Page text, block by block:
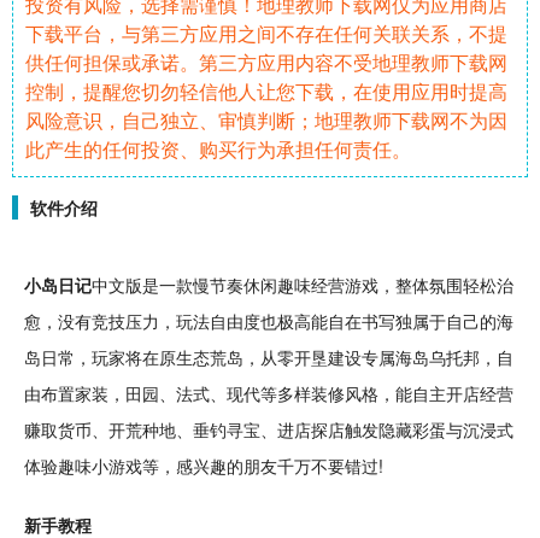
下载平台，与第三方应用之间不存在任何关联关系，不提
供任何担保或承诺。第三方应用内容不受地理教师下载网
控制，提醒您切勿轻信他人让您下载，在使用应用时提高
风险意识，自己独立、审慎判断；地理教师下载网不为因
此产生的任何投资、购买行为承担任何责任。
软件介绍
小岛日记中文版是一款慢节奏休闲趣味经营游戏，整体氛围轻松治
愈 ，没有竞技压力，玩法自由度也极高能自在书写独属于自己的海
岛日常，玩家将在原生态荒岛 ，从零开垦建设专属海岛乌托邦，自
由布置家装 ， 田园、法式、 现代等多样装修风格，能自主开店经营
赚取货币、 开荒种地、垂钓寻宝、进店探店触发隐藏彩蛋与沉浸式
体验趣味小游戏等，感兴趣的朋友千万不要错过!
新手教程